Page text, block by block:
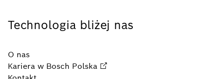
Technologia bliżej nas
O nas
Kariera w Bosch Polska